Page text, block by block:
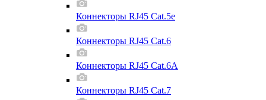
Коннекторы RJ45 Cat.5e
Коннекторы RJ45 Cat.6
Коннекторы RJ45 Cat.6A
Коннекторы RJ45 Cat.7